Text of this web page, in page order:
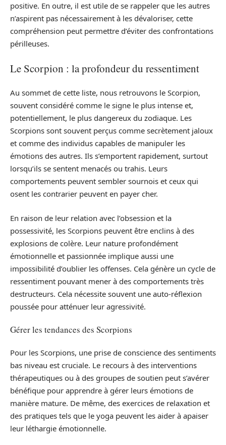
positive. En outre, il est utile de se rappeler que les autres
n’aspirent pas nécessairement à les dévaloriser, cette
compréhension peut permettre d’éviter des confrontations
périlleuses.
Le Scorpion : la profondeur du ressentiment
Au sommet de cette liste, nous retrouvons le Scorpion,
souvent considéré comme le signe le plus intense et,
potentiellement, le plus dangereux du zodiaque. Les
Scorpions sont souvent perçus comme secrètement jaloux
et comme des individus capables de manipuler les
émotions des autres. Ils s’emportent rapidement, surtout
lorsqu’ils se sentent menacés ou trahis. Leurs
comportements peuvent sembler sournois et ceux qui
osent les contrarier peuvent en payer cher.
En raison de leur relation avec l’obsession et la
possessivité, les Scorpions peuvent être enclins à des
explosions de colère. Leur nature profondément
émotionnelle et passionnée implique aussi une
impossibilité d’oublier les offenses. Cela génère un cycle de
ressentiment pouvant mener à des comportements très
destructeurs. Cela nécessite souvent une auto-réflexion
poussée pour atténuer leur agressivité.
Gérer les tendances des Scorpions
Pour les Scorpions, une prise de conscience des sentiments
bas niveau est cruciale. Le recours à des interventions
thérapeutiques ou à des groupes de soutien peut s’avérer
bénéfique pour apprendre à gérer leurs émotions de
manière mature. De même, des exercices de relaxation et
des pratiques tels que le yoga peuvent les aider à apaiser
leur léthargie émotionnelle.